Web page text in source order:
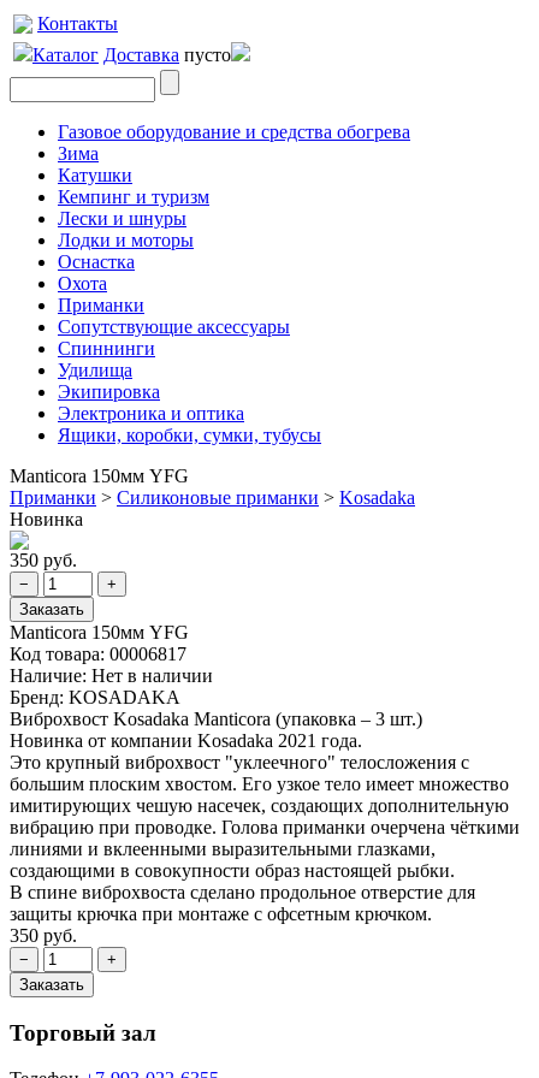
Контакты
Каталог Доставка пусто
Газовое оборудование и средства обогрева
Зима
Катушки
Кемпинг и туризм
Лески и шнуры
Лодки и моторы
Оснастка
Охота
Приманки
Сопутствующие аксессуары
Спиннинги
Удилища
Экипировка
Электроника и оптика
Ящики, коробки, сумки, тубусы
Manticora 150мм YFG
Приманки > Силиконовые приманки > Kosadaka
Новинка
350 руб.
Manticora 150мм YFG
Код товара: 00006817
Наличие: Нет в наличии
Бренд: KOSADAKA
Виброхвост Kosadaka Manticora (упаковка – 3 шт.)
Новинка от компании Kosadaka 2021 года.
Это крупный виброхвост "уклеечного" телосложения с
большим плоским хвостом. Его узкое тело имеет множество
имитирующих чешую насечек, создающих дополнительную
вибрацию при проводке. Голова приманки очерчена чёткими
линиями и вклеенными выразительными глазками,
создающими в совокупности образ настоящей рыбки.
В спине виброхвоста сделано продольное отверстие для
защиты крючка при монтаже с офсетным крючком.
350 руб.
Торговый зал